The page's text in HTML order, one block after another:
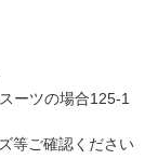
ーツの場合125-1
等ご確認ください